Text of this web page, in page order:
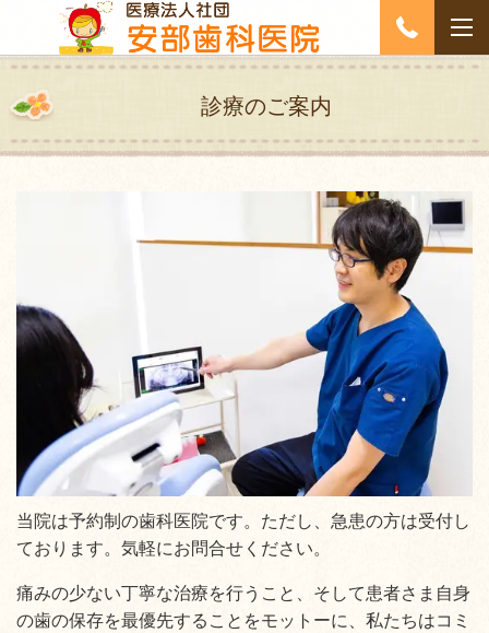
診療のご案内
当院は予約制の歯科医院です。ただし、急患の方は受付し
ております。気軽にお問合せください。
痛みの少ない丁寧な治療を行うこと、そして患者さま自身
の歯の保存を最優先することをモットーに、私たちはコミ